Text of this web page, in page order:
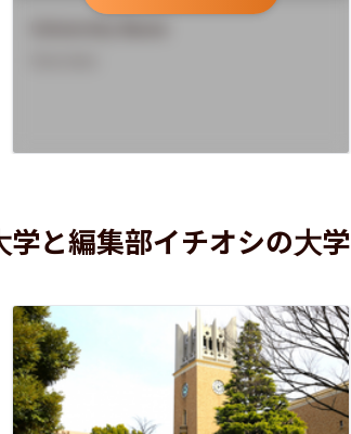
学と編集部イチオシの大